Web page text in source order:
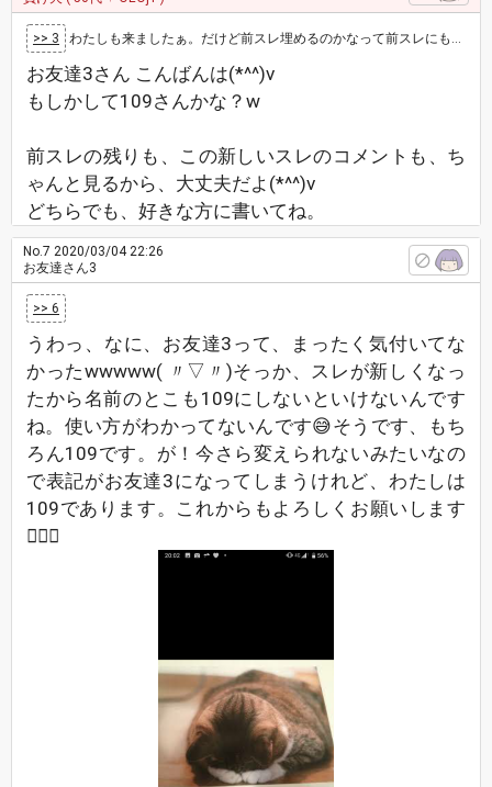
>> 3 わたしも来ましたぁ。だけど前スレ埋めるのかなって前スレにもまだレスしてます😅
お友達3さん こんばんは(*^^)v
もしかして109さんかな？w
前スレの残りも、この新しいスレのコメントも、ち
ゃんと見るから、大丈夫だよ(*^^)v
どちらでも、好きな方に書いてね。
No.7 2020/03/04 22:26
お友達さん3
>> 6
うわっ、なに、お友達3って、まったく気付いてな
かったwwwww( 〃▽〃)そっか、スレが新しくなっ
たから名前のとこも109にしないといけないんです
ね。使い方がわかってないんです😅そうです、もち
ろん109です。が！今さら変えられないみたいなの
で表記がお友達3になってしまうけれど、わたしは
109であります。これからもよろしくお願いします
🙇‍♀️⤵️